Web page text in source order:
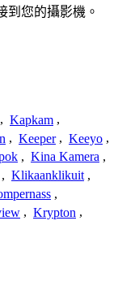
到您的攝影機。
, Kapkam ,
, Keeper , Keeyo ,
, Kina Kamera ,
, Klikaanklikuit ,
,
, Krypton ,